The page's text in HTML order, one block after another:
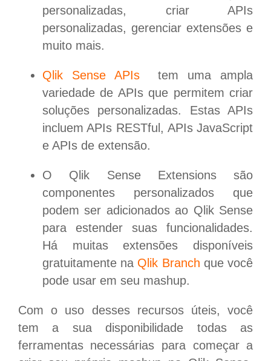
personalizadas, criar APIs
personalizadas, gerenciar extensões e
muito mais.
Qlik Sense APIs
tem uma ampla
variedade de APIs que permitem criar
soluções personalizadas. Estas APIs
incluem APIs RESTful, APIs JavaScript
e APIs de extensão.
O Qlik Sense Extensions são
componentes personalizados que
podem ser adicionados ao Qlik Sense
para estender suas funcionalidades.
Há muitas extensões disponíveis
gratuitamente na Qlik Branch que você
pode usar em seu mashup.
Com o uso desses recursos úteis, você
tem a sua disponibilidade todas as
ferramentas necessárias para começar a